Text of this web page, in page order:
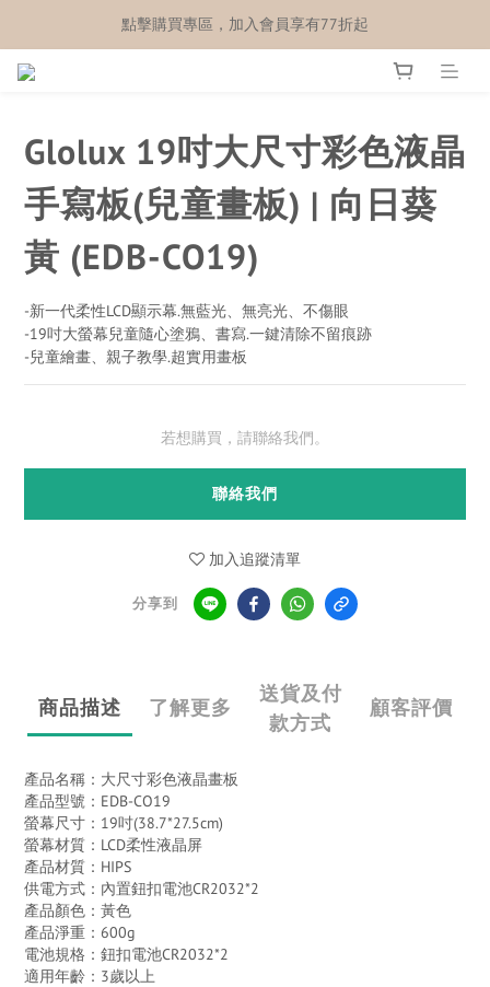
點擊購買專區，加入會員享有77折起
Glolux 19吋大尺寸彩色液晶
手寫板(兒童畫板) | 向日葵
黃 (EDB-CO19)
-新一代柔性LCD顯示幕.無藍光、無亮光、不傷眼
-19吋大螢幕兒童隨心塗鴉、書寫.一鍵清除不留痕跡
-兒童繪畫、親子教學.超實用畫板
若想購買，請聯絡我們。
聯絡我們
加入追蹤清單
分享到
商品描述 了解更多
送貨及付
款方式
顧客評價
產品名稱：大尺寸彩色液晶畫板
產品型號：EDB-CO19
螢幕尺寸：19吋(38.7*27.5cm)
螢幕材質：LCD柔性液晶屏
產品材質：HIPS
供電方式：內置鈕扣電池CR2032*2
產品顏色：黃色
產品淨重：600g
電池規格：鈕扣電池CR2032*2
適用年齡：3歲以上